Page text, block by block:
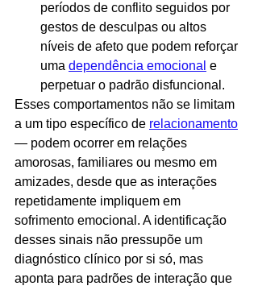
períodos de conflito seguidos por
gestos de desculpas ou altos
níveis de afeto que podem reforçar
uma dependência emocional e
perpetuar o padrão disfuncional.
Esses comportamentos não se limitam
a um tipo específico de relacionamento
— podem ocorrer em relações
amorosas, familiares ou mesmo em
amizades, desde que as interações
repetidamente impliquem em
sofrimento emocional. A identificação
desses sinais não pressupõe um
diagnóstico clínico por si só, mas
aponta para padrões de interação que